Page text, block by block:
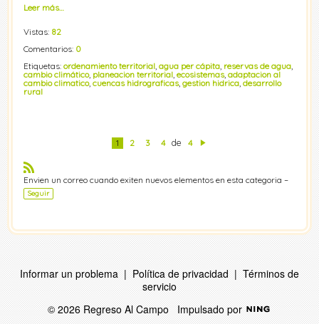
Leer más…
Vistas: 82
Comentarios: 0
Etiquetas: ordenamiento territorial agua per cápita reservas de agua
cambio climático, planeacion territorial ecosistemas, adaptacion al
cambio climatico, cuencas hidrograficas, gestion hidrica desarrollo
rural
1 2 3 4 de
4
e
nt
R
S
S
Envien un correo cuando exiten nuevos elementos en esta categoria –
Seguir
Informar un problema|Política de privacidad|Términos de
servicio
© 2026 Regreso Al CampoImpulsado por